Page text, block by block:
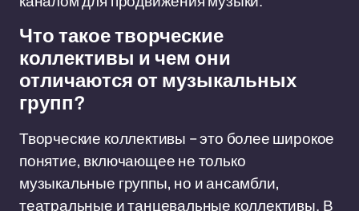
Что такое творческие
коллективы и чем они
отличаются от музыкальных
групп?
Творческие коллективы – это более широкое
понятие, включающее не только
музыкальные группы, но и ансамбли,
театральные и танцевальные коллективы. В